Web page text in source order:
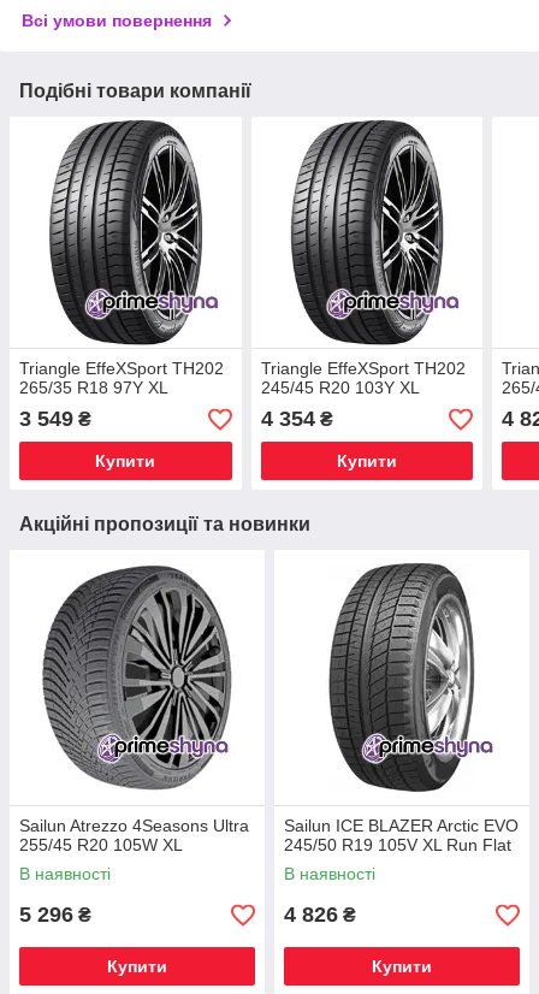
Всі умови повернення
Подібні товари компанії
Triangle EffeXSport TH202
265/35 R18 97Y XL
3 549 ₴
Купити
Triangle EffeXSport TH202
245/45 R20 103Y XL
4 354₴
Купити
265/
4
Акційні пропозиції та новинки
Sailun Atrezzo 4Seasons Ultra
255/45 R20 105W XL
В наявності
5 296 ₴
Купити
Sailun ICE BLAZER Arctic EVO
245/50 R19 105V XL Run Flat
В наявності
4 826 ₴
Купити